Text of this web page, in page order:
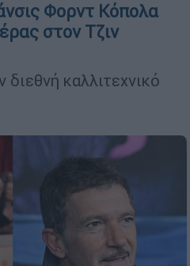
Φορντ Κόπολα
στον Τζιν
καλλιτεχνικό